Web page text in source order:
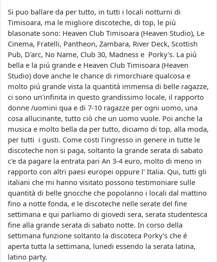
a
Si puo ballare da per tutto, in tutti i locali notturni di
Timisoara, ma le migliore discoteche, di top, le più
blasonate sono: Heaven Club Timisoara (Heaven Studio), Le
Cinema, Fratelli, Pantheon, Zambara, River Deck, Scottish
Pub, D'arc, No Name, Club 30, Madness e Porky's. La piú
bella e la piú grande e Heaven Club Timisoara (Heaven
Studio) dove anche le chance di rimorchiare qualcosa e
molto piú grande vista la quantità immensa di belle ragazze,
ci sono un'infinita in questo grandissimo locale, il rapporto
donne /uomini qua e di 7-10 ragazze per ogni uomo, una
cosa allucinante, tutto ciò che un uomo vuole. Poi anche la
musica e molto bella da per tutto, diciamo di top, alla moda,
per tutti i gusti. Come costi l'ingresso in genere in tutte le
discoteche non si paga, soltanto la grande serata di sabato
c'e da pagare la entrata pari An 3-4 euro, molto di meno in
rapporto con altri paesi europei oppure l' Italia. Qui, tutti gli
italiani che mi hanno visitato possono testimoniare sulle
quantità di belle gnocche che popolanno i locali dal mattino
fino a notte fonda, e le discoteche nelle serate del fine
settimana e qui parliamo di giovedi sera, serata studentesca
fine alla grande serata di sabato notte. In corso della
settimana funzione soltanto la discoteca Porky's che é
aperta tutta la settimana, lunedi essendo la serata latina,
latino party.